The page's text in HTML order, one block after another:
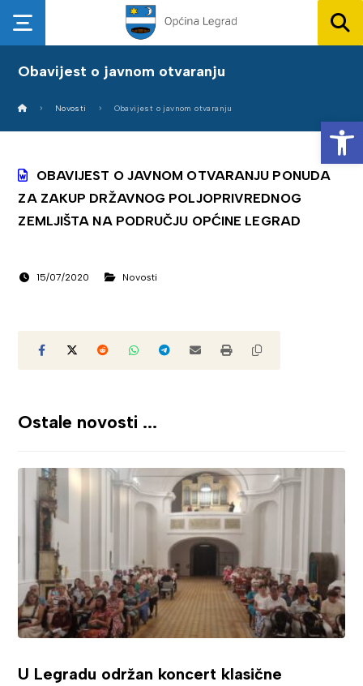
Obavijest o javnom otvaranju
Novosti Obavijest o javnom otvaranju
OBAVIJEST O JAVNOM OTVARANJU PONUDA
ZA ZAKUP DRŽAVNOG POLJOPRIVREDNOG
ZEMLJIŠTA NA PODRUČJU OPĆINE LEGRAD
15/07/2020 Novosti
Ostale novosti ...
U Legradu održan koncert klasične